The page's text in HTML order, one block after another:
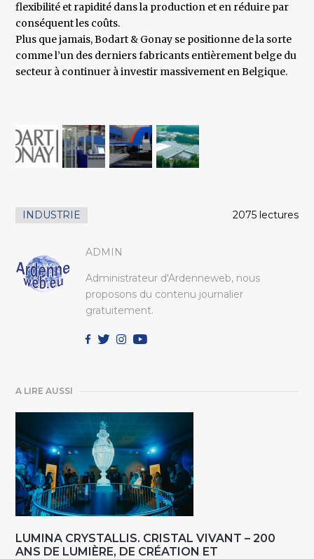
flexibilité et rapidité dans la production et en réduire par
conséquent les coûts.
Plus que jamais, Bodart & Gonay se positionne de la sorte
comme l’un des derniers fabricants entièrement belge du
secteur à continuer à investir massivement en Belgique.
INDUSTRIE 2075 lectures
ADMIN
Administrateur d'Ardenneweb, nous
proposons du contenu journalier
gratuitement.
A LIRE AUSSI
LUMINA CRYSTALLIS. CRISTAL VIVANT – 200
ANS DE LUMIÈRE, DE CRÉATION ET